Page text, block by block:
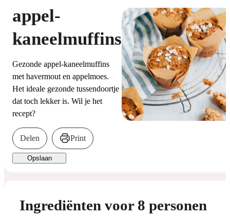
appel-
kaneelmuffins
Gezonde appel-kaneelmuffins
met havermout en appelmoes.
Het ideale gezonde tussendoortje
dat toch lekker is. Wil je het
recept?
Delen Print
Opslaan
Ingrediënten voor 8 personen